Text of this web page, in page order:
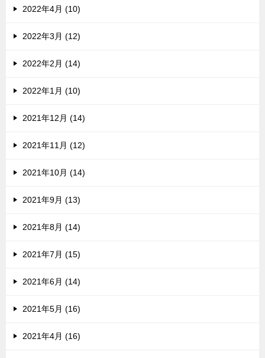
2022年4月 (10)
2022年3月 (12)
2022年2月 (14)
2022年1月 (10)
2021年12月 (14)
2021年11月 (12)
2021年10月 (14)
2021年9月 (13)
2021年8月 (14)
2021年7月 (15)
2021年6月 (14)
2021年5月 (16)
2021年4月 (16)